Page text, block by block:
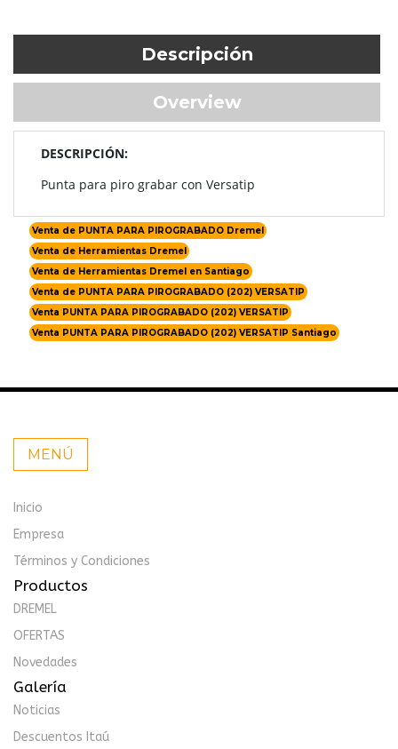
Descripción
Overview
DESCRIPCIÓN:
Punta para piro grabar con Versatip
Venta de PUNTA PARA PIROGRABADO Dremel
Venta de Herramientas Dremel
Venta de Herramientas Dremel en Santiago
Venta de PUNTA PARA PIROGRABADO (202) VERSATIP
Venta PUNTA PARA PIROGRABADO (202) VERSATIP
Venta PUNTA PARA PIROGRABADO (202) VERSATIP Santiago
MENÚ
Inicio
Empresa
Términos y Condiciones
Productos
DREMEL
OFERTAS
Novedades
Galería
Noticias
Descuentos Itaú